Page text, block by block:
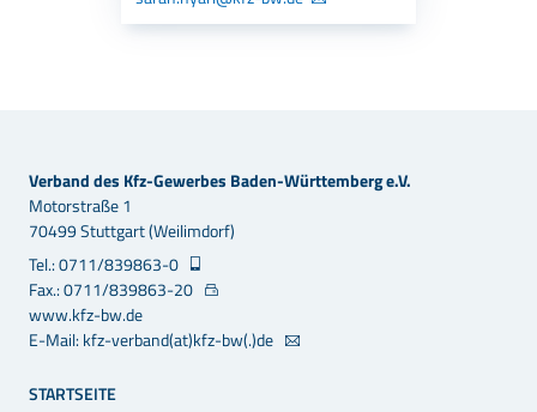
Verband des Kfz-Gewerbes Baden-Württemberg e.V.
Motorstraße 1
70499 Stuttgart (Weilimdorf)
Tel.: 0711/839863-0
Fax.: 0711/839863-20
www.kfz-bw.de
E-Mail: kfz-verband(at)kfz-bw(.)de
STARTSEITE